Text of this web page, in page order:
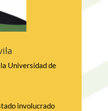
Universidad de
involucrado